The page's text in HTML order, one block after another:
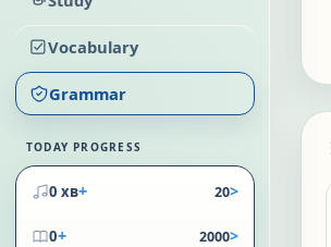
Vocabulary
Grammar
TODAY PROGRESS
0 хв+ 20>
0+ 2000>